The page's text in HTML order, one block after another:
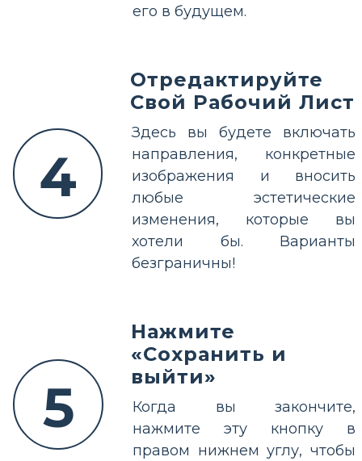
его в будущем.
4
Отредактируйте
Свой Рабочий Лист
Здесь вы будете включать
направления, конкретные
изображения и вносить
любые эстетические
изменения, которые вы
хотели бы. Варианты
безграничны!
5
Нажмите
«Сохранить и
выйти»
Когда вы закончите,
нажмите эту кнопку в
правом нижнем углу, чтобы